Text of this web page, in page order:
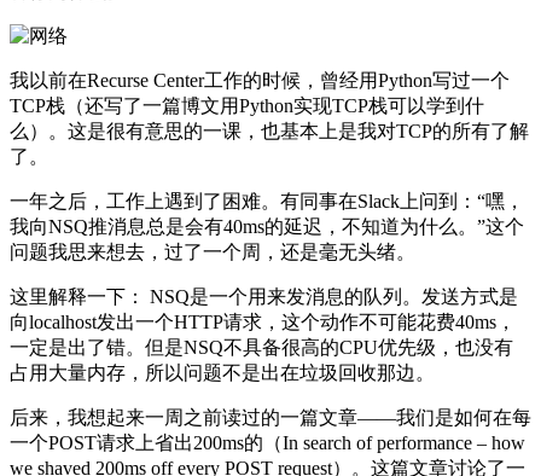
我以前在Recurse Center工作的时候，曾经用Python写过一个
TCP栈（还写了一篇博文用Python实现TCP栈可以学到什
么）。这是很有意思的一课，也基本上是我对TCP的所有了解
了。
一年之后，工作上遇到了困难。有同事在Slack上问到：“嘿，
我向NSQ推消息总是会有40ms的延迟，不知道为什么。”这个
问题我思来想去，过了一个周，还是毫无头绪。
这里解释一下： NSQ是一个用来发消息的队列。发送方式是
向localhost发出一个HTTP请求，这个动作不可能花费40ms，
一定是出了错。但是NSQ不具备很高的CPU优先级，也没有
占用大量内存，所以问题不是出在垃圾回收那边。
后来，我想起来一周之前读过的一篇文章——我们是如何在每
一个POST请求上省出200ms的（In search of performance – how
we shaved 200ms off every POST request）。这篇文章讨论了一